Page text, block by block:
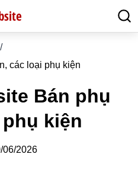
các loại phụ kiện
Bán phụ
kiện
06/2026